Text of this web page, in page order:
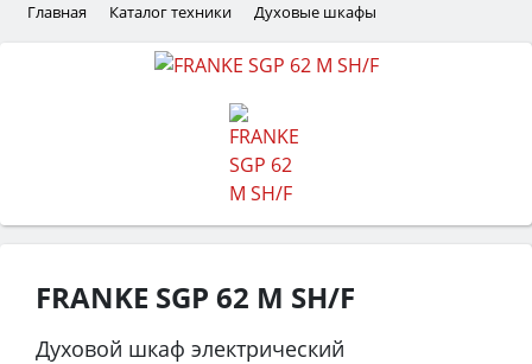
Главная Каталог техники Духовые шкафы
FRANKE SGP 62 M SH/F
Духовой шкаф электрический